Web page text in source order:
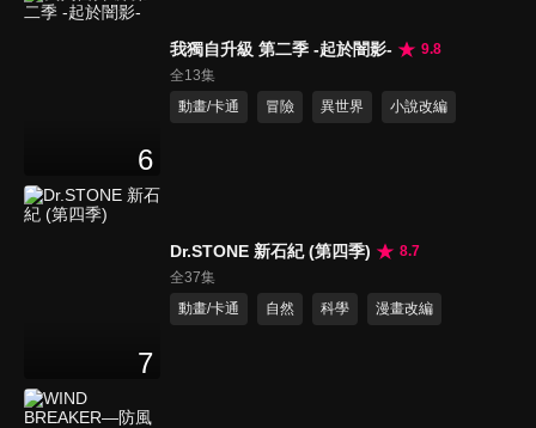
6
我獨自升級 第二季 -起於闇影-
9.8
全13集
動畫/卡通
冒險 異世界 小說改編
7
Dr.STONE 新石紀 (第四季)
8.7
全37集
動畫/卡通
自然 科學 漫畫改編